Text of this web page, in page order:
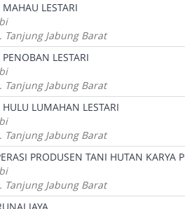
MAHAU LESTARI
Tanjung Jabung Barat
PENOBAN LESTARI
Tanjung Jabung Barat
HULU LUMAHAN LESTARI
Tanjung Jabung Barat
PRODUSEN TANI HUTAN KARYA
Tanjung Jabung Barat